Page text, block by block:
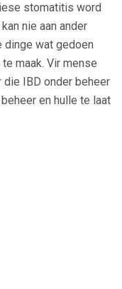
stomatitis word
nie aan ander
dinge wat gedoen
maak. Vir mense
IBD onder beheer
en hulle te laat